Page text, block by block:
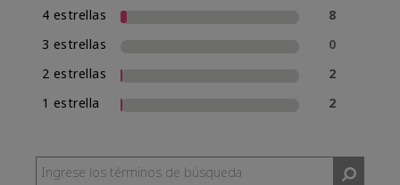
4 estrellas
8
3 estrellas
0
2 estrellas
2
1 estrella
2